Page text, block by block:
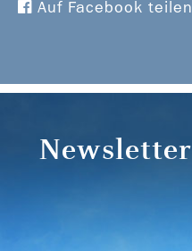
Auf Facebook teilen
Newsletter